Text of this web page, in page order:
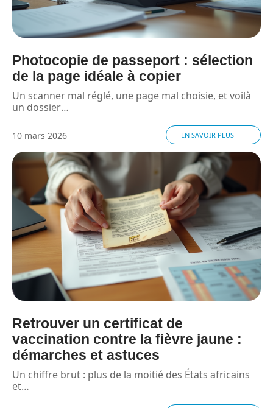
Photocopie de passeport : sélection
de la page idéale à copier
Un scanner mal réglé, une page mal choisie, et voilà
un dossier…
10 mars 2026 EN SAVOIR PLUS
Retrouver un certificat de
vaccination contre la fièvre jaune :
démarches et astuces
Un chiffre brut : plus de la moitié des États africains
et…